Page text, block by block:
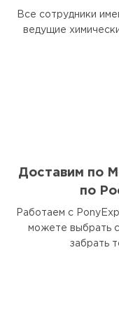
Все сотрудники
ведущие
Доставим по
по
Работаем с
можете выбрать
забрать